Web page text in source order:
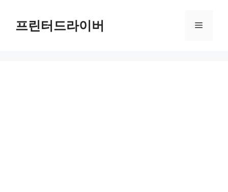
content프린터드라이버 Menu